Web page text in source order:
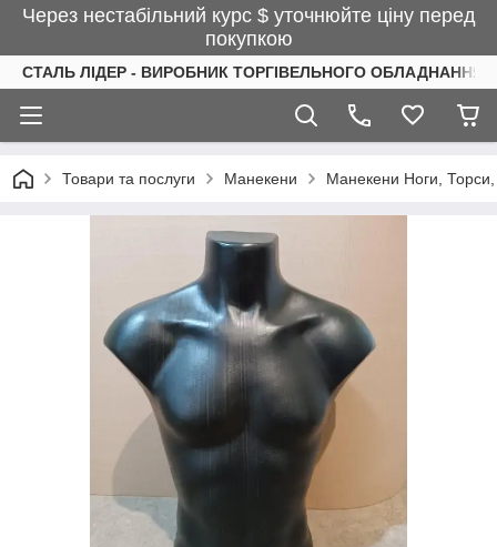
Через нестабільний курс $ уточнюйте ціну перед
покупкою
СТАЛЬ ЛІДЕР - ВИРОБНИК ТОРГІВЕЛЬНОГО ОБЛАДНАННЯ
Товари та послуги Манекени Манекени Ноги,